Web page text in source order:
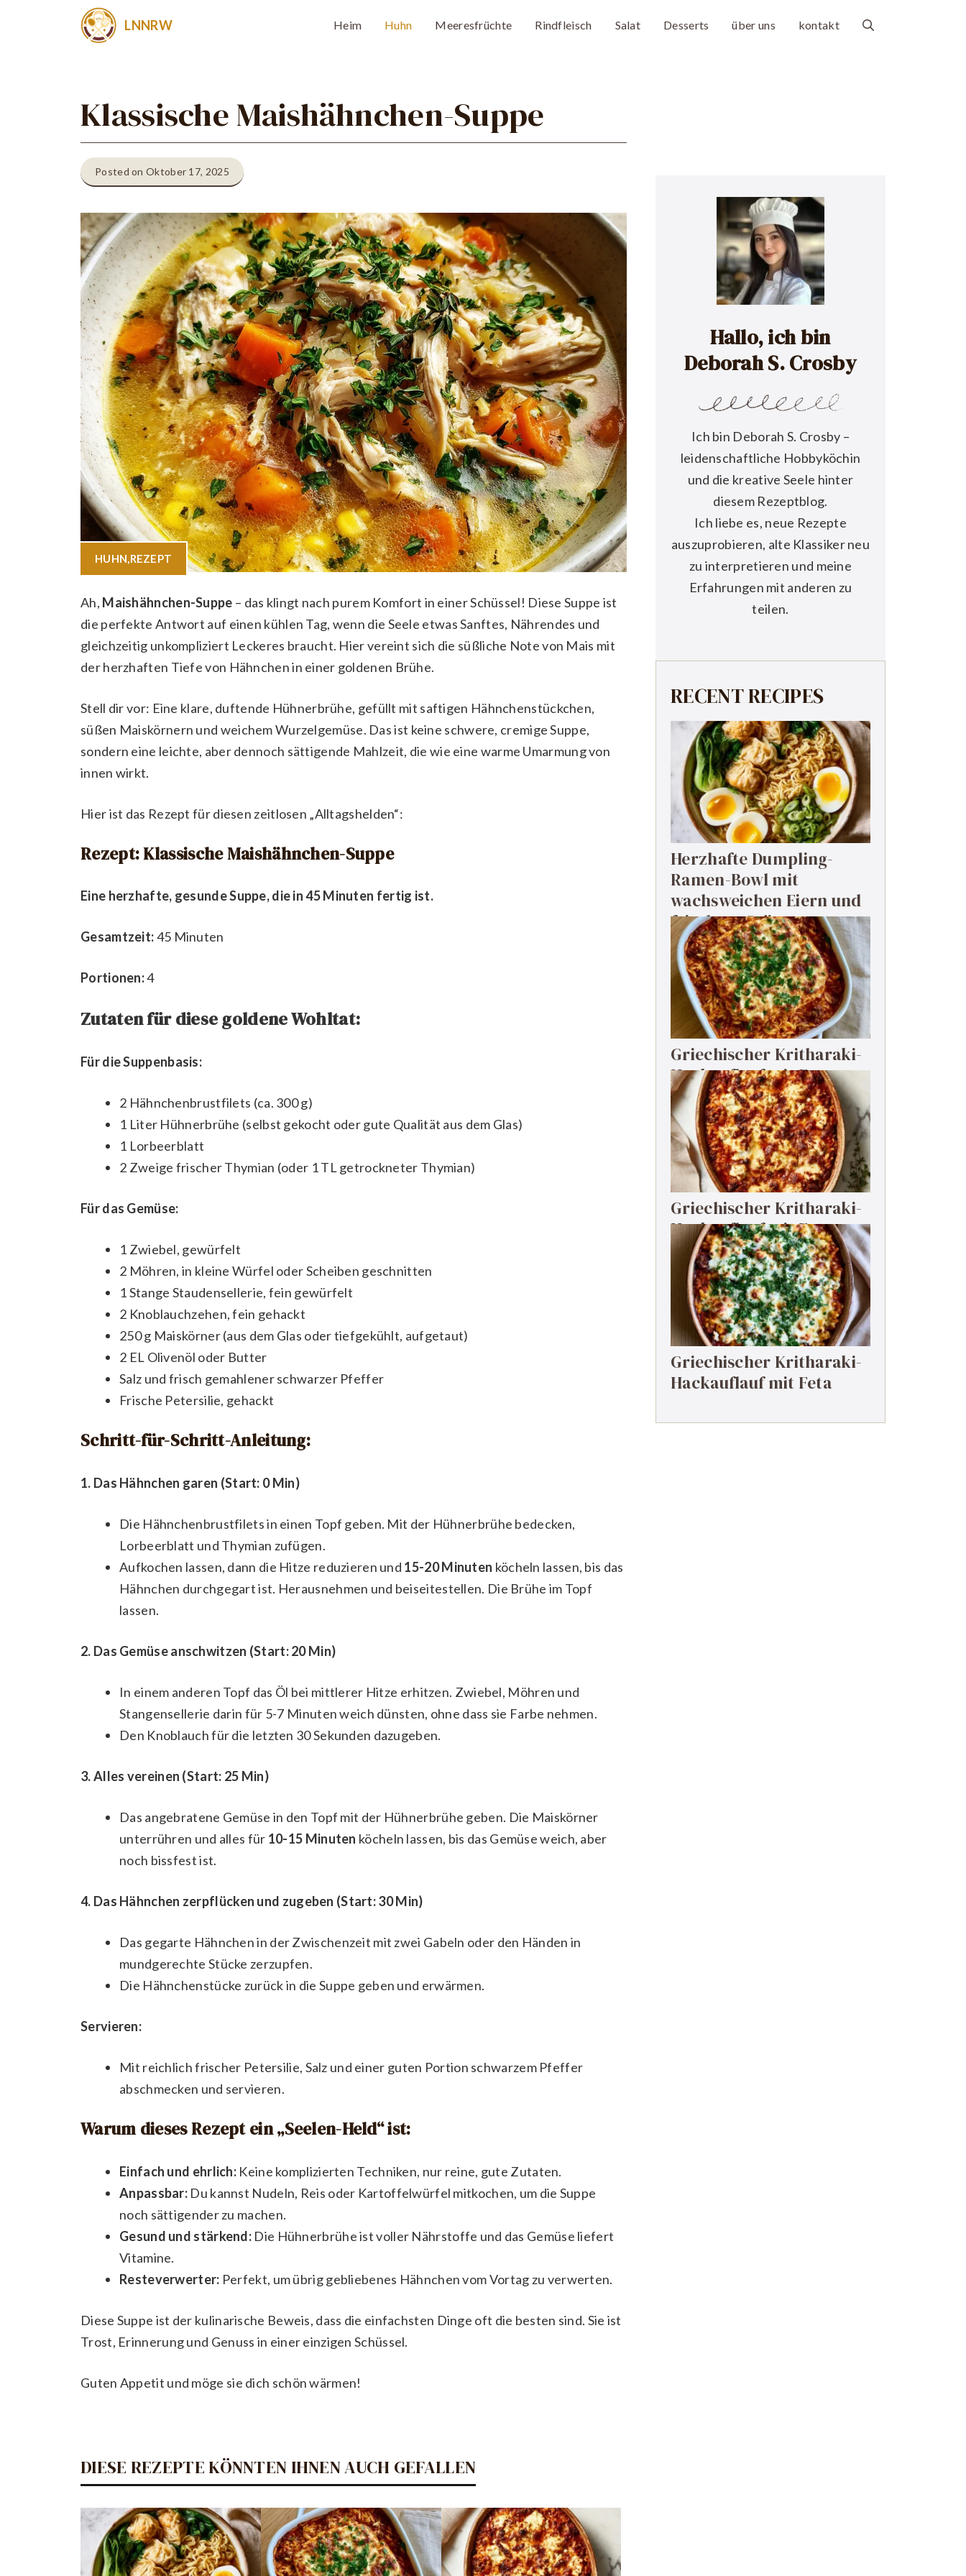
LNNRW Heim Huhn Meeresfrüchte Rindfleisch Salat Desserts über uns kontakt
Klassische Maishähnchen-Suppe
Posted on Oktober 17, 2025
HUHN,REZEPT
Ah, Maishähnchen-Suppe – das klingt nach purem Komfort in einer Schüssel! Diese Suppe ist
die perfekte Antwort auf einen kühlen Tag, wenn die Seele etwas Sanftes, Nährendes und
gleichzeitig unkompliziert Leckeres braucht. Hier vereint sich die süßliche Note von Mais mit
der herzhaften Tiefe von Hähnchen in einer goldenen Brühe.
Stell dir vor: Eine klare, duftende Hühnerbrühe, gefüllt mit saftigen Hähnchenstückchen,
süßen Maiskörnern und weichem Wurzelgemüse. Das ist keine schwere, cremige Suppe,
sondern eine leichte, aber dennoch sättigende Mahlzeit, die wie eine warme Umarmung von
innen wirkt.
Hier ist das Rezept für diesen zeitlosen „Alltagshelden“:
Rezept: Klassische Maishähnchen-Suppe
Eine herzhafte, gesunde Suppe, die in 45 Minuten fertig ist.
Gesamtzeit:45 Minuten
Portionen:4
Zutaten für diese goldene Wohltat:
Für die Suppenbasis:
2 Hähnchenbrustfilets (ca. 300 g)
1 Liter Hühnerbrühe (selbst gekocht oder gute Qualität aus dem Glas)
1 Lorbeerblatt
2 Zweige frischer Thymian (oder 1 TL getrockneter Thymian)
Für das Gemüse:
1 Zwiebel, gewürfelt
2 Möhren, in kleine Würfel oder Scheiben geschnitten
1 Stange Staudensellerie, fein gewürfelt
2 Knoblauchzehen, fein gehackt
250 g Maiskörner (aus dem Glas oder tiefgekühlt, aufgetaut)
2 EL Olivenöl oder Butter
Salz und frisch gemahlener schwarzer Pfeffer
Frische Petersilie, gehackt
Schritt-für-Schritt-Anleitung:
1. Das Hähnchen garen (Start: 0 Min)
Die Hähnchenbrustfilets in einen Topf geben. Mit der Hühnerbrühe bedecken,
Lorbeerblatt und Thymian zufügen.
Aufkochen lassen, dann die Hitze reduzieren und 15-20 Minuten köcheln lassen, bis das
Hähnchen durchgegart ist. Herausnehmen und beiseitestellen. Die Brühe im Topf
lassen.
2. Das Gemüse anschwitzen (Start: 20 Min)
In einem anderen Topf das Öl bei mittlerer Hitze erhitzen. Zwiebel, Möhren und
Stangensellerie darin für 5-7 Minuten weich dünsten, ohne dass sie Farbe nehmen.
Den Knoblauch für die letzten 30 Sekunden dazugeben.
3. Alles vereinen (Start: 25 Min)
Das angebratene Gemüse in den Topf mit der Hühnerbrühe geben. Die Maiskörner
unterrühren und alles für 10-15 Minuten köcheln lassen, bis das Gemüse weich, aber
noch bissfest ist.
4. Das Hähnchen zerpflücken und zugeben (Start: 30 Min)
Das gegarte Hähnchen in der Zwischenzeit mit zwei Gabeln oder den Händen in
mundgerechte Stücke zerzupfen.
Die Hähnchenstücke zurück in die Suppe geben und erwärmen.
Servieren:
Mit reichlich frischer Petersilie, Salz und einer guten Portion schwarzem Pfeffer
abschmecken und servieren.
Warum dieses Rezept ein „Seelen-Held“ ist:
Einfach und ehrlich: Keine komplizierten Techniken, nur reine, gute Zutaten.
Anpassbar: Du kannst Nudeln, Reis oder Kartoffelwürfel mitkochen, um die Suppe
noch sättigender zu machen.
Gesund und stärkend: Die Hühnerbrühe ist voller Nährstoffe und das Gemüse liefert
Vitamine.
Resteverwerter: Perfekt, um übrig gebliebenes Hähnchen vom Vortag zu verwerten.
Diese Suppe ist der kulinarische Beweis, dass die einfachsten Dinge oft die besten sind. Sie ist
Trost, Erinnerung und Genuss in einer einzigen Schüssel.
Guten Appetit und möge sie dich schön wärmen!
DIESE REZEPTE KÖNNTEN IHNEN AUCH GEFALLEN
Hallo, ich bin
Deborah S. Crosby
Ich bin Deborah S. Crosby –
leidenschaftliche Hobbyköchin
und die kreative Seele hinter
diesem Rezeptblog.
Ich liebe es, neue Rezepte
auszuprobieren, alte Klassiker neu
zu interpretieren und meine
Erfahrungen mit anderen zu
teilen.
RECENT RECIPES
Herzhafte Dumpling-
Ramen-Bowl mit
wachsweichen Eiern und
frischem Grün
Griechischer Kritharaki-
Hackauflauf mit Feta
Griechischer Kritharaki-
Hackauflauf mit Feta
Griechischer Kritharaki-
Hackauflauf mit Feta